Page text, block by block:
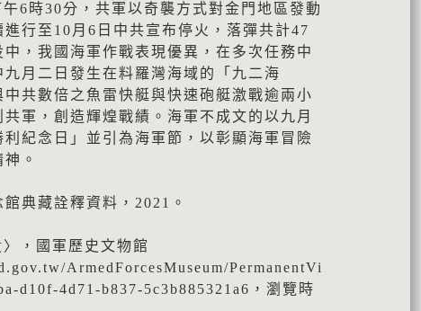
午6時30分，共軍以奇襲方式對金門地區發動
行至10月6日中共宣布停火，落彈共計47
，我國海軍作戰表現優異，在多次任務中
月二日發生在料羅灣海域的「九二海
共數倍之魚雷快艇與快速砲艇激戰逾兩小
軍，創造輝煌戰績。海軍不成文的以九月
紀念日」並引為海軍節，以彰顯海軍冒險
。
典藏詮釋資料，2021。
，國軍歷史文物館
ArmedForcesMuseum/PermanentVi
d10f-4d71-b837-5c3b885321a6，瀏覽時